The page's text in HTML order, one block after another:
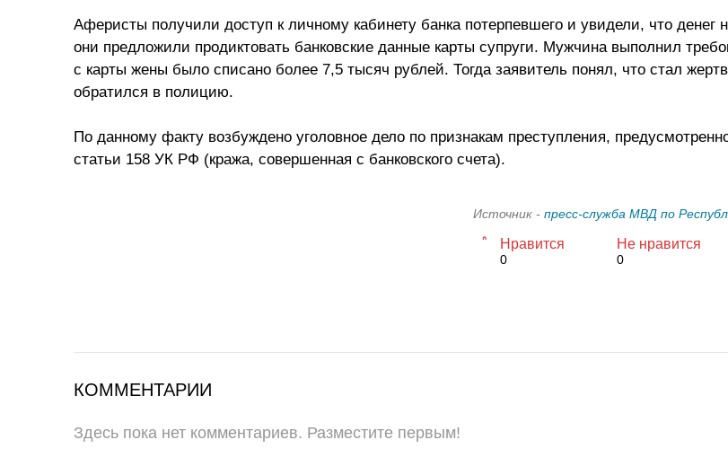
Аферисты получили доступ к личному кабинету банка потерпевшего и увидели, что денег
они предложили продиктовать банковские данные карты супруги. Мужчина выполнил
с карты жены было списано более 7,5 тысяч рублей. Тогда заявитель понял, что стал
обратился в полицию.
По данному факту возбуждено уголовное дело по признакам преступления,
статьи 158 УК РФ (кража, совершенная с банковского счета).
Источник - пресс-служба МВД по
Нравится
0
Не нравится
0
КОММЕНТАРИИ
Здесь пока нет комментариев. Разместите первым!